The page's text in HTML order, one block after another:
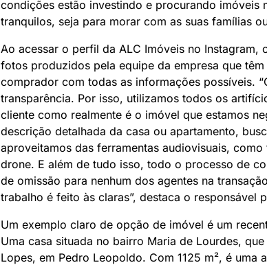
condições estão investindo e procurando imóveis
tranquilos, seja para morar com as suas famílias
Ao acessar o perfil da ALC Imóveis no Instagram,
fotos produzidos pela equipe da empresa que
comprador com todas as informações possíveis.
transparência. Por isso, utilizamos todos os
cliente como realmente é o imóvel que estamos
descrição detalhada da casa ou apartamento,
aproveitamos das ferramentas audiovisuais,
drone. E além de tudo isso, todo o processo de
de omissão para nenhum dos agentes na
trabalho é feito às claras”, destaca o responsável
Um exemplo claro de opção de imóvel é um
Uma casa situada no bairro Maria de Lourdes,
Lopes, em Pedro Leopoldo. Com 1125 m², é